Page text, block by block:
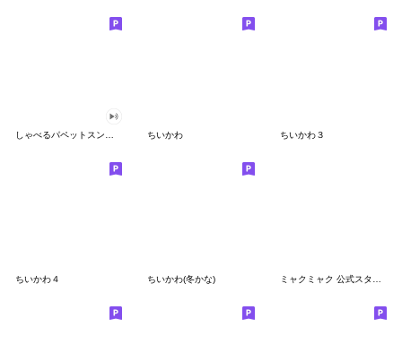
ちいかわ ちいかわ３
ちいかわ４ ちいかわ(冬かな)